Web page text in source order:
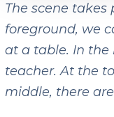
The scene takes
foreground, we
at a table. In the
teacher. At the
middle, there